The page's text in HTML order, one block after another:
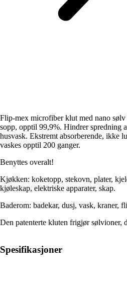
Flip-mex microfiber klut med nano
sopp, opptil 99,9%. Hindrer spredning
husvask. Ekstremt absorberende, ikke
vaskes opptil 200 ganger.
Benyttes overalt!
Kjøkken: koketopp, stekovn, plater,
kjøleskap, elektriske apparater, skap.
Baderom: badekar, dusj, vask, kraner,
Den patenterte kluten frigjør sølvioner,
Spesifikasjoner